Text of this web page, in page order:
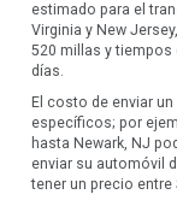
estimado para el
Virginia y New
520 millas y
días.
El costo de enviar
específicos; por
hasta Newark, NJ
enviar su automóvil
tener un precio entre